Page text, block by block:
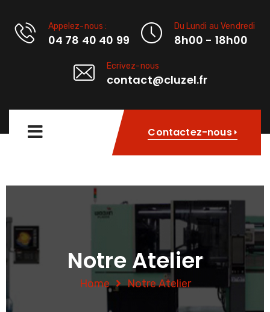
Appelez-nous :
04 78 40 40 99
Du Lundi au Vendredi
8h00 - 18h00
Ecrivez-nous
contact@cluzel.fr
Contactez-nous
Notre Atelier
Home Notre Atelier